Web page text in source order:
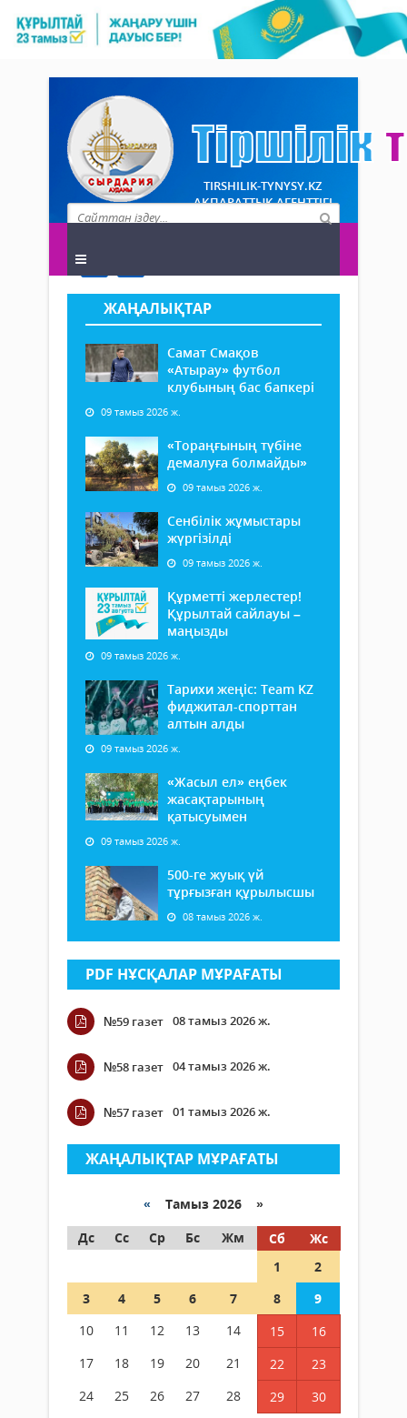
TIRSHILIK-TYNYSY.KZ
АҚПАРАТТЫҚ АГЕНТТІГІ
ЖАҢАЛЫҚТАР
Самат Смақов
«Атырау» футбол
клубының бас бапкері
09 тамыз 2026 ж.
«Тораңғының түбіне
демалуға болмайды»
09 тамыз 2026 ж.
Сенбілік жұмыстары
жүргізілді
09 тамыз 2026 ж.
Құрметті жерлестер!
Құрылтай сайлауы –
маңызды
09 тамыз 2026 ж.
Тарихи жеңіс: Team KZ
фиджитал-спорттан
алтын алды
09 тамыз 2026 ж.
«Жасыл ел» еңбек
жасақтарының
қатысуымен
09 тамыз 2026 ж.
500-ге жуық үй
тұрғызған құрылысшы
08 тамыз 2026 ж.
PDF НҰСҚАЛАР МҰРАҒАТЫ
№59 газет 08 тамыз 2026 ж.
№58 газет 04 тамыз 2026 ж.
№57 газет 01 тамыз 2026 ж.
ЖАҢАЛЫҚТАР МҰРАҒАТЫ
« Тамыз 2026 »
Дс
Сс Ср Бс Жм Сб
Жс
1
2
3
4 5 6 7 8
9
10
11 12 13 14 15
16
17
18 19 20 21 22
23
24
25 26 27 28 29
30